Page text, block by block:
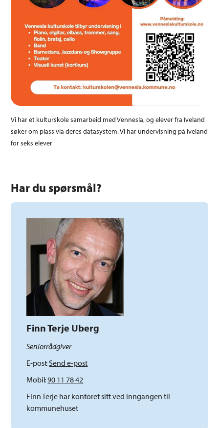
Vi har et kulturskole samarbeid med Vennesla, og elever fra Iveland
søker om plass via deres datasystem. Vi har undervisning på Iveland
for seks elever
Har du spørsmål?
Finn Terje Uberg
Seniorrådgiver
E-postSend e-post
Mobil90 11 78 42
Finn Terje har kontoret sitt ved inngangen til
kommunehuset